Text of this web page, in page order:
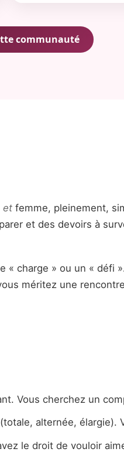
communauté
et femme, pleinement,
et des devoirs à
charge » ou un « défi
méritez une
Vous cherchez un
alternée, élargie).
le droit de vouloir